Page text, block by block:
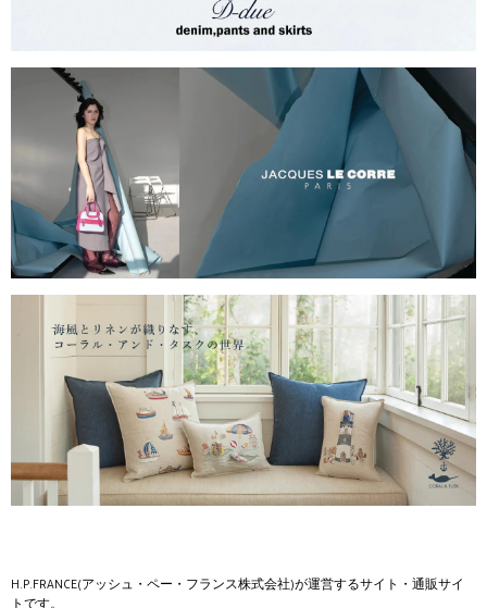
H.P.FRANCE(アッシュ・ペー・フランス株式会社)が運営するサイト・通販サイ